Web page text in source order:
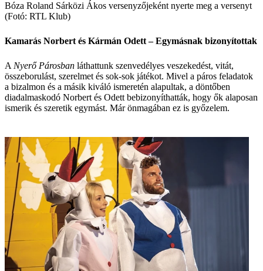
Bóza Roland Sárközi Ákos versenyzőjeként nyerte meg a versenyt
(Fotó: RTL Klub)
Kamarás Norbert és Kármán Odett – Egymásnak bizonyítottak
A Nyerő Párosban láthattunk szenvedélyes veszekedést, vitát,
összeborulást, szerelmet és sok-sok játékot. Mivel a páros feladatok
a bizalmon és a másik kiváló ismeretén alapultak, a döntőben
diadalmaskodó Norbert és Odett bebizonyíthatták, hogy ők alaposan
ismerik és szeretik egymást. Már önmagában ez is győzelem.